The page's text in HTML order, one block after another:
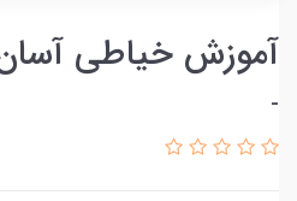
آموزش خیاطی آسان
-